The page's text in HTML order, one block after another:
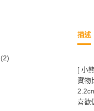
(2)
描述
[ 小
實物
喜歡